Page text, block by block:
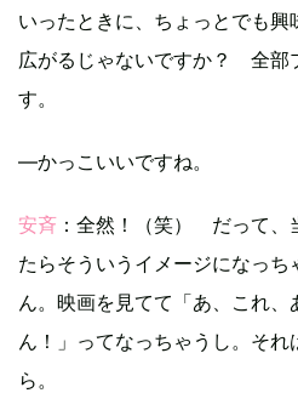
いったときに、ちょっとでも
広がるじゃないですか？ 全部
す。
―かっこいいですね。
安斉 ：全然！（笑） だって、
たらそういうイメージになっち
ん。映画を見てて「あ、これ、
ん！」ってなっちゃうし。そ
ら。